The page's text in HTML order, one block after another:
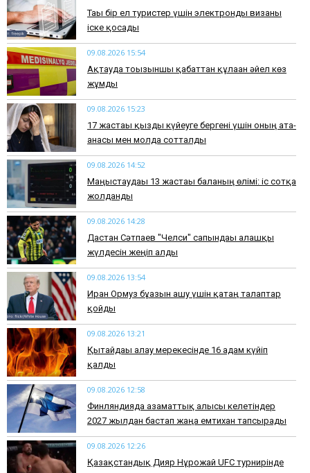
Тағы бір ел туристер үшін электронды визаны
іске қосады
09.08.2026 15:54
Ақтауда тоғызыншы қабаттан құлаған әйел көз
жұмды
09.08.2026 15:23
17 жастағы қызды күйеуге бергені үшін оның ата-
анасы мен молда сотталды
09.08.2026 14:52
Маңғыстаудағы 13 жастағы баланың өлімі: іс сотқа
жолданды
09.08.2026 14:28
Дастан Сәтпаев "Челси" сапындағы алғашқы
жүлдесін жеңіп алды
09.08.2026 13:54
Иран Ормуз бұғазын ашу үшін қатаң талаптар
қойды
09.08.2026 13:21
Қытайдағы алау мерекесінде 16 адам күйіп
қалды
09.08.2026 12:58
Финляндияда азаматтық алғысы келетіндер
2027 жылдан бастап жаңа емтихан тапсырады
09.08.2026 12:26
Қазақстандық Дияр Нұрғожай UFC турнирінде